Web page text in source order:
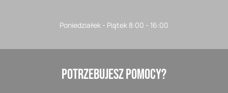
Poniedziałek - Piątek 8:00 - 16:00
POTRZEBUJESZ POMOCY?